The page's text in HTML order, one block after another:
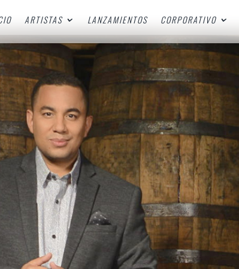
ARTISTAS LANZAMIENTOS CORPORATIVO